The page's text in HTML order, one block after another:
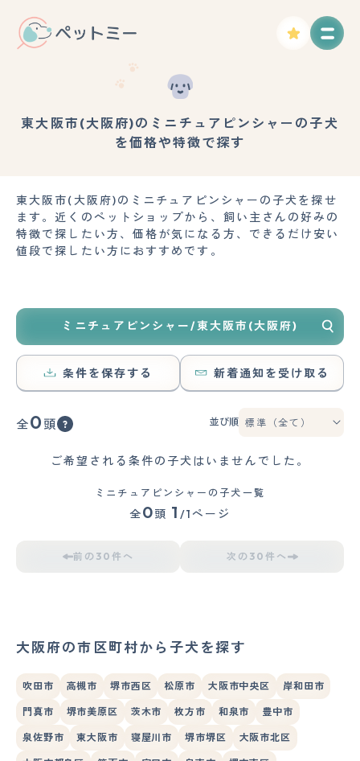
東大阪市(大阪府)のミニチュアピンシャーの子犬
を価格や特徴で探す
東大阪市(大阪府)のミニチュアピンシャーの子犬を探せ
ます。近くのペットショップから、飼い主さんの好みの
特徴で探したい方、価格が気になる方、できるだけ安い
値段で探したい方におすすめです。
ミニチュアピンシャー/東大阪市(大阪府)
条件を保存する 新着通知を受け取る
全0 頭 並び順
ご希望される条件の子犬はいませんでした。
ミニチュアピンシャーの子犬一覧
全0頭 1 /1ページ
前の30件へ 次の30件へ
大阪府の市区町村から子犬を探す
吹田市 高槻市 堺市西区 松原市 大阪市中央区 岸和田市
門真市 堺市美原区 茨木市 枚方市 和泉市 豊中市
泉佐野市 東大阪市 寝屋川市 堺市堺区 大阪市北区